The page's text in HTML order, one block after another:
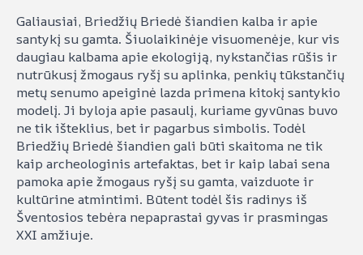
Galiausiai, Briedžių Briedė šiandien kalba ir apie
santykį su gamta. Šiuolaikinėje visuomenėje, kur vis
daugiau kalbama apie ekologiją, nykstančias rūšis ir
nutrūkusį žmogaus ryšį su aplinka, penkių tūkstančių
metų senumo apeiginė lazda primena kitokį santykio
modelį. Ji byloja apie pasaulį, kuriame gyvūnas buvo
ne tik išteklius, bet ir pagarbus simbolis. Todėl
Briedžių Briedė šiandien gali būti skaitoma ne tik
kaip archeologinis artefaktas, bet ir kaip labai sena
pamoka apie žmogaus ryšį su gamta, vaizduote ir
kultūrine atmintimi. Būtent todėl šis radinys iš
Šventosios tebėra nepaprastai gyvas ir prasmingas
XXI amžiuje.